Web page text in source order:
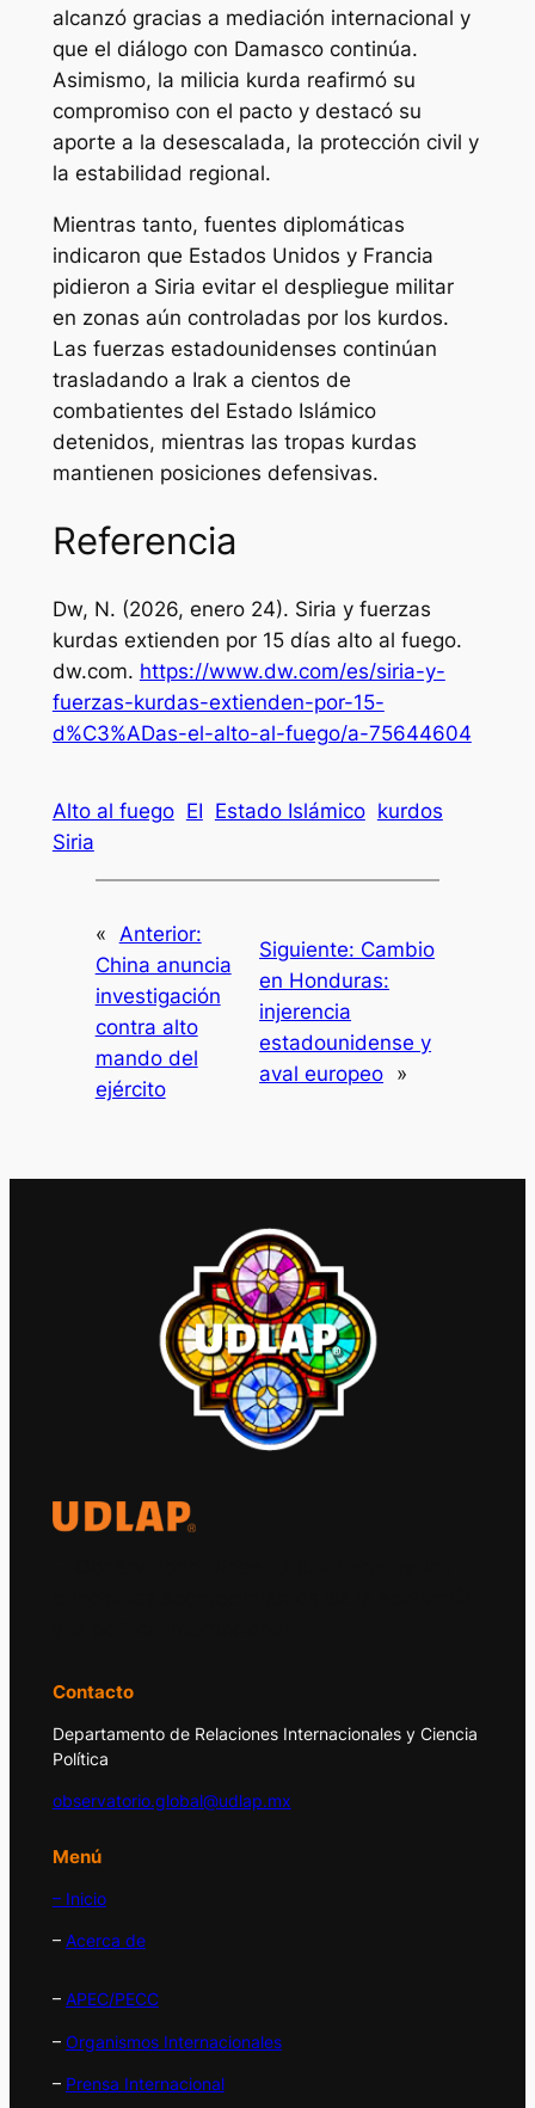
alcanzó gracias a mediación internacional y
que el diálogo con Damasco continúa.
Asimismo, la milicia kurda reafirmó su
compromiso con el pacto y destacó su
aporte a la desescalada, la protección civil y
la estabilidad regional.
Mientras tanto, fuentes diplomáticas
indicaron que Estados Unidos y Francia
pidieron a Siria evitar el despliegue militar
en zonas aún controladas por los kurdos.
Las fuerzas estadounidenses continúan
trasladando a Irak a cientos de
combatientes del Estado Islámico
detenidos, mientras las tropas kurdas
mantienen posiciones defensivas.
Referencia
Dw, N. (2026, enero 24). Siria y fuerzas
kurdas extienden por 15 días alto al fuego.
dw.com. https://www.dw.com/es/siria-y-
fuerzas-kurdas-extienden-por-15-
d%C3%ADas-el-alto-al-fuego/a-75644604
Alto al fuego EI Estado Islámico kurdos
Siria
«
Anterior:
China anuncia
investigación
contra alto
mando del
ejército
Siguiente: Cambio
en Honduras:
injerencia
estadounidense y
aval europeo »
Contacto
Departamento de Relaciones Internacionales y Ciencia
Política
observatorio.global@udlap.mx
Menú
– Inicio
– Acerca de
– APEC/PECC
– Organismos Internacionales
– Prensa Internacional